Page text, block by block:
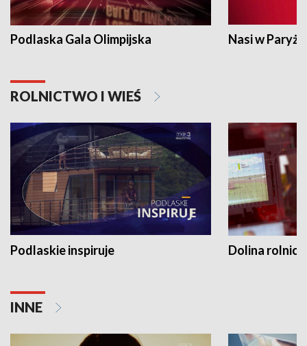
Podlaska Gala Olimpijska Nasi w Paryżu
ROLNICTWO I WIEŚ
Podlaskie inspiruje Dolina
INNE